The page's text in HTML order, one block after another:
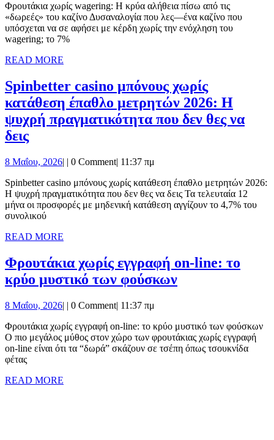
2026
Φρουτάκια χωρίς wagering: Η κρύα αλήθεια πίσω από τις
«δωρεές» του καζίνο Δυσαναλογία που λες—ένα καζίνο που
υπόσχεται να σε αφήσει με κέρδη χωρίς την ενόχληση του
wagering; το 7%
READ MORE
Spinbetter casino μπόνους χωρίς
κατάθεση έπαθλο μετρητών 2026: Η
ψυχρή πραγματικότητα που δεν θες να
δειςSpinbetter
μπόνους
χωρίς
κατάθεση
έπαθλο
μετρητών
Η
ψυχρή
πραγματικότητα
δεν
θες
δεις
8 Μαΐου, 20268
2026
| | 0 Comment| 11:37 πμ
Spinbetter casino μπόνους χωρίς κατάθεση έπαθλο μετρητών 2026:
Η ψυχρή πραγματικότητα που δεν θες να δεις Τα τελευταία 12
μήνα οι προσφορές με μηδενική κατάθεση αγγίζουν το 4,7% του
συνολικού
READ MORE
Φρουτάκια χωρίς εγγραφή on‑line: το
κρύο μυστικό των φούσκωνΦρουτάκια
on‑line:
το
8 Μαΐου, 20268
2026
| | 0 Comment| 11:37 πμ
Φρουτάκια χωρίς εγγραφή on‑line: το κρύο μυστικό των φούσκων
Ο πιο μεγάλος μύθος στον χώρο των φρουτάκιας χωρίς εγγραφή
on‑line είναι ότι τα “δωρά” σκάζουν σε τσέπη όπως τσουκνίδα
φέτας
READ MORE